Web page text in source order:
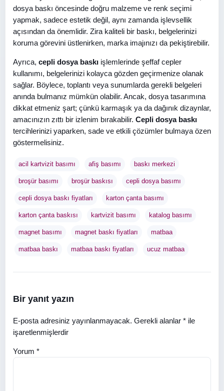
dosya baskı öncesinde doğru malzeme ve renk seçimi
yapmak, sadece estetik değil, aynı zamanda işlevsellik
açısından da önemlidir. Zira kaliteli bir baskı, belgelerinizi
koruma görevini üstlenirken, marka imajınızı da pekiştirebilir.
Ayrıca, cepli dosya baskı işlemlerinde şeffaf cepler
kullanımı, belgelerinizi kolayca gözden geçirmenize olanak
sağlar. Böylece, toplantı veya sunumlarda gerekli belgeleri
anında bulmanız mümkün olabilir. Ancak, dosya tasarımına
dikkat etmeniz şart; çünkü karmaşık ya da dağınık dizaynlar,
amacınızın zıttı bir izlenim bırakabilir. Cepli dosya baskı
tercihlerinizi yaparken, sade ve etkili çözümler bulmaya özen
göstermelisiniz.
acil kartvizit basımı afiş basımı baskı merkezi
broşür basımı broşür baskısı cepli dosya basımı
cepli dosya baskı fiyatları karton çanta basımı
karton çanta baskısı kartvizit basımı katalog basımı
magnet basımı magnet baskı fiyatları matbaa
matbaa baskı matbaa baskı fiyatları ucuz matbaa
Bir yanıt yazın
E-posta adresiniz yayınlanmayacak. Gerekli alanlar * ile
işaretlenmişlerdir
Yorum *